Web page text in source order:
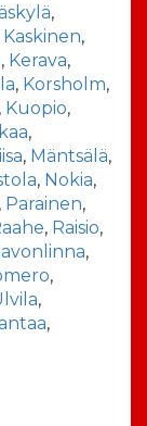
,
Kaskinen,
, Kerava,
, Korsholm,
, Kuopio,
,
, Mäntsälä,
, Nokia,
, Parainen,
, Raisio,
,
,
,
,